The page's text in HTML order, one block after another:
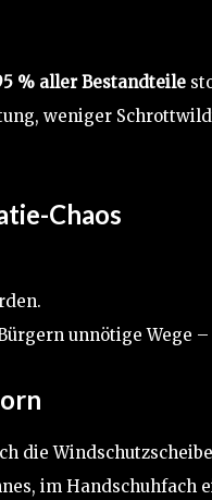
% aller Bestandteile
weniger
Chaos
unnötige Wege
die
im Handschuhfach